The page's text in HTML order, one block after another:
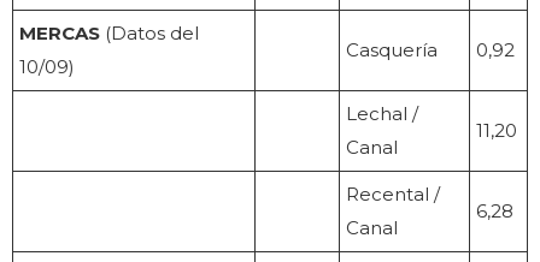
MERCAS (Datos del
10/09)
Casquería 0,92
Lechal /
Canal
11,20
Recental /
Canal
6,28